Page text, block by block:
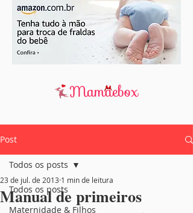
Post
Todos os posts
Maternidade & Filhos
Todos os posts
Manual de primeiros
23 de jul. de 2013 1 min de leitura